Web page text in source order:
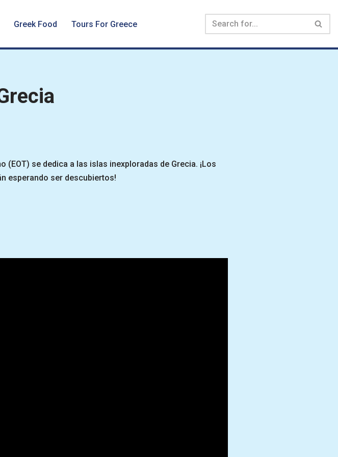
Greek Food Tours For Greece
se dedica a las islas inexploradas de Grecia. ¡Los
esperando ser descubiertos!